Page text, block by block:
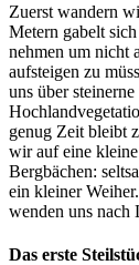
Zuerst wandern
Metern gabelt
nehmen um nicht
aufsteigen zu
uns über
genug Zeit bleibt
wir auf eine
Bergbächen:
ein kleiner
wenden uns nach
Das erste